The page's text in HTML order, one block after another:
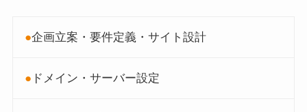
●企画立案・要件定義・サイト設計
● ドメイン・サーバー設定